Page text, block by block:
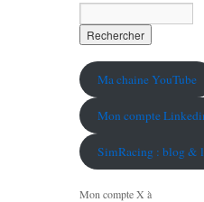
Ma chaine YouTube
Mon compte
SimRacing : blog &
Mon compte X à